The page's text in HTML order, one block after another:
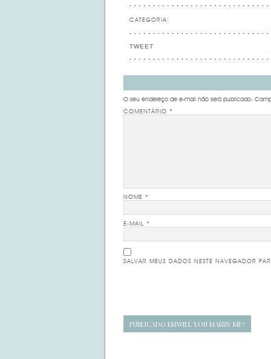
CATEGORIA:
TWEET
O seu endereço de e-mail não será publicado.
COMENTÁRIO *
NOME *
E-MAIL *
SALVAR MEUS DADOS NESTE NAVEGADOR
Navegação
PUBLICADO EMWILL YOU MARRY ME?